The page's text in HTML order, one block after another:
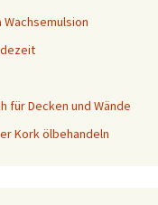
für Decken und Wände
Kork ölbehandeln